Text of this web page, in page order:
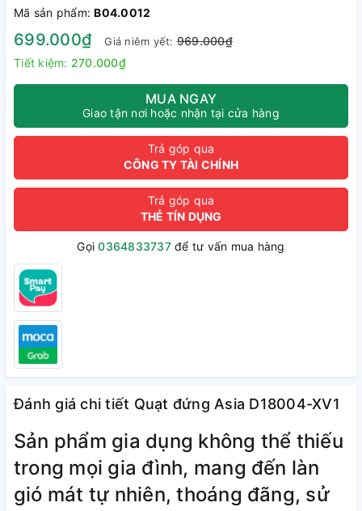
Mã sản phẩm:B04.0012
699.000₫ Giá niêm yết:969.000₫
Tiết kiệm: 270.000₫
MUA NGAY
Giao tận nơi hoặc nhận tại cửa hàng
Trả góp qua
CÔNG TY TÀI CHÍNH
Trả góp qua
THẺ TÍN DỤNG
Gọi0364833737để tư vấn mua hàng
Đánh giá chi tiết Quạt đứng Asia D18004-XV1
Sản phẩm gia dụng không thể thiếu
trong mọi gia đình, mang đến làn
gió mát tự nhiên, thoáng đãng, sử